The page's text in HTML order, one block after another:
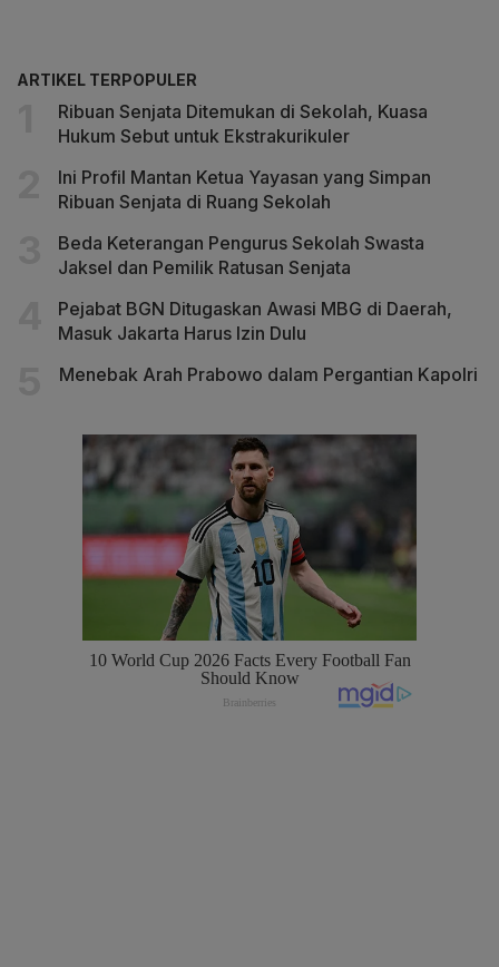
ARTIKEL TERPOPULER
Ribuan Senjata Ditemukan di Sekolah, Kuasa
Hukum Sebut untuk Ekstrakurikuler
Ini Profil Mantan Ketua Yayasan yang Simpan
Ribuan Senjata di Ruang Sekolah
Beda Keterangan Pengurus Sekolah Swasta
Jaksel dan Pemilik Ratusan Senjata
Pejabat BGN Ditugaskan Awasi MBG di Daerah,
Masuk Jakarta Harus Izin Dulu
Menebak Arah Prabowo dalam Pergantian Kapolri